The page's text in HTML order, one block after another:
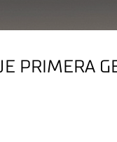
PRIMERA